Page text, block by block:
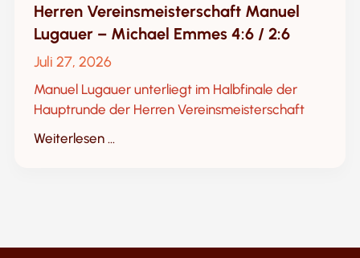
Herren Vereinsmeisterschaft Manuel
Lugauer – Michael Emmes 4:6 / 2:6
Juli 27, 2026
Manuel Lugauer unterliegt im Halbfinale der
Hauptrunde der Herren Vereinsmeisterschaft
Weiterlesen ...